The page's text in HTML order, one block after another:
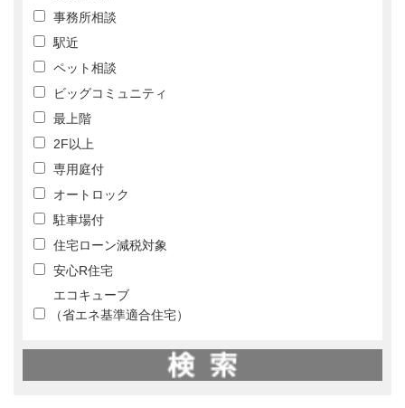
事務所相談
駅近
ペット相談
ビッグコミュニティ
最上階
2F以上
専用庭付
オートロック
駐車場付
住宅ローン減税対象
安心R住宅
エコキューブ
（省エネ基準適合住宅）